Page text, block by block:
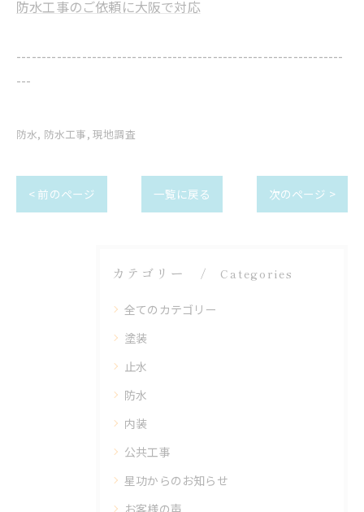
防水工事のご依頼に大阪で対応
-----------------------------------------------------------------
---
防水 防水工事 現地調査
< 前のページ 一覧に戻る 次のページ >
カテゴリー Categories
全てのカテゴリー
塗装
止水
防水
内装
公共工事
星功からのお知らせ
お客様の声